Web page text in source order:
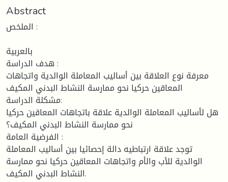
Abstract
الملخص :
بالعربية
هدف الدراسة :
معرفة نوع العلاقة بين أساليب المعاملة الوالدية واتجاهات
المعاقين حركيا نحو ممارسة النشاط البدني المكيف
مشكلة الدراسة:
هل لأساليب المعاملة الوالدية علاقة باتجاهات المعاقين حركيا
نحو ممارسة النشاط البدني المكيف؟
الفرضية العامة :
توجد علاقة ارتباطيه دالة إحصائيا بين أساليب المعاملة
الوالدية للأب والأم واتجاهات المعاقين حركيا نحو ممارسة
النشاط البدني المكيف.